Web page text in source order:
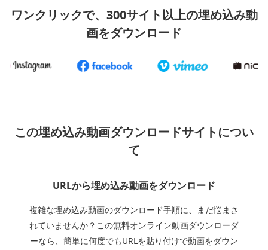
ワンクリックで、300サイト以上の埋め込み動
画をダウンロード
この埋め込み動画ダウンロードサイトについ
て
URLから埋め込み動画をダウンロード
複雑な埋め込み動画のダウンロード手順に、まだ悩まさ
れていませんか？この無料オンライン動画ダウンローダ
ーなら、簡単に何度でもURLを貼り付けで動画をダウン